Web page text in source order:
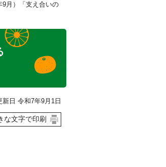
月）「支え合いの
日 令和7年9月1日
な文字で印刷